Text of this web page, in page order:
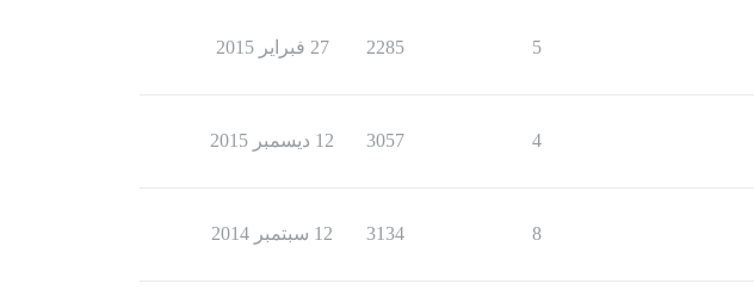
5
2285 27 فبراير 2015
4
3057 12 ديسمبر 2015
8
3134 12 سبتمبر 2014